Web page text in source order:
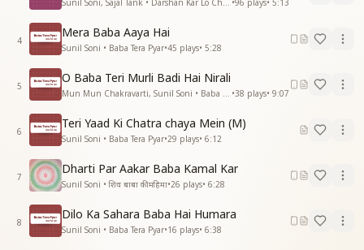
करता भव से पार
मनवा रे.. ओ मनवा मनवा रे
मनवा रे.. ओ मनवा मनवा रे
आआआआ........आआआआ......
तू आत्मा ज्योति है इसमें
गुण शक्ति के मोती है
निज स्वरुप का परख नहीं है
इसीलिए तू रोती है
तू आत्मा ज्योति है इसमें
गुण शक्ति के मोती है
निज स्वरुप का परख नहीं है
इसीलिए तू रोती है
बिंदी बनकर परमात्मा
4
Mera Baba Aaya Hai
Sunil Soni • Baba Tera Pyar•45 plays• 5:28
5
O Baba Teri Murli Badi Hai Nirali
•38 plays• 9:07
6
Teri Yaad Ki Chatra chaya Mein (M)
Sunil Soni • Baba Tera Pyar•29 plays• 6:12
7
Dharti Par Aakar Baba Kamal Kar
Sunil Soni • शिव बाबा की महिमा•26 plays• 6:28
8
Dilo Ka Sahara Baba Hai Humara
Sunil Soni • Baba Tera Pyar•16 plays• 6:38